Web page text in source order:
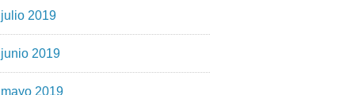
julio 2019
junio 2019
mayo 2019